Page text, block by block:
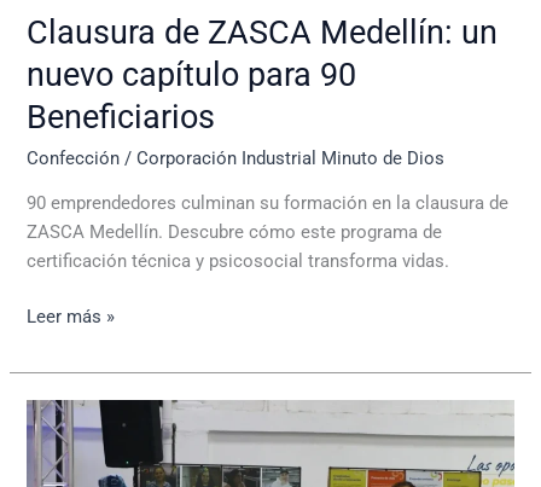
Clausura de ZASCA Medellín: un
nuevo capítulo para 90
Beneficiarios
Confección /Corporación Industrial Minuto de Dios
90 emprendedores culminan su formación en la clausura de
ZASCA Medellín. Descubre cómo este programa de
certificación técnica y psicosocial transforma vidas.
Leer más »
Zasca
Medellín